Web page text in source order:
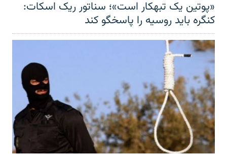
«پوتین یک تبهکار است»؛ سناتور ریک اسکات:
کنگره باید روسیه را پاسخگو کند